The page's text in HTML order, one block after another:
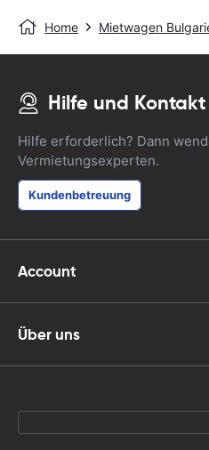
Home Mietwagen
Hilfe und Kontakt
Hilfe erforderlich? Dann
Vermietungsexperten.
Kundenbetreuung
Account
Über uns